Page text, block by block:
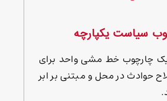
سیاست یکپارچه
یک چارچوب خط مشی واحد برای
حوادث در محل و مبتنی بر ابر